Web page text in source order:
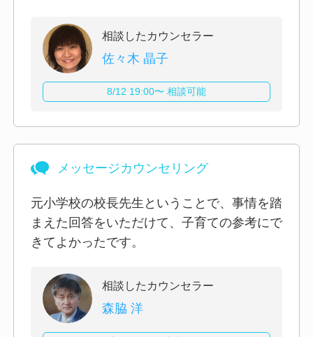
相談したカウンセラー
佐々木 晶子
8/12 19:00〜 相談可能
メッセージカウンセリング
元小学校の校長先生ということで、事情を踏
まえた回答をいただけて、子育ての参考にで
きてよかったです。
相談したカウンセラー
森脇 洋